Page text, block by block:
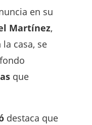
en su
Martínez,
casa, se
que
destaca que